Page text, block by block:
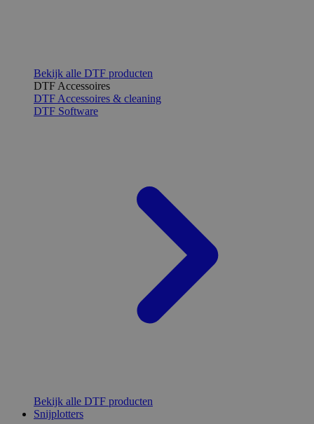
Bekijk alle DTF producten
DTF Accessoires
DTF Accessoires & cleaning
DTF Software
Bekijk alle DTF producten
Snijplotters